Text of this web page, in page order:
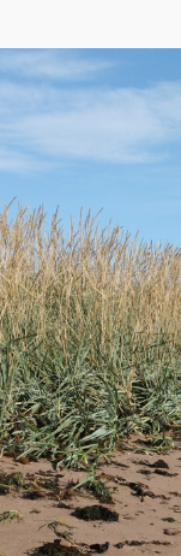
at maps ofGoogle
(12)